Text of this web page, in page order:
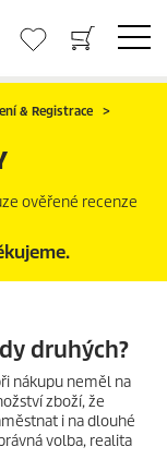
& Registrace
ověřené recenze
druhých?
nákupu neměl na
zboží, že
i na dlouhé
volba, realita